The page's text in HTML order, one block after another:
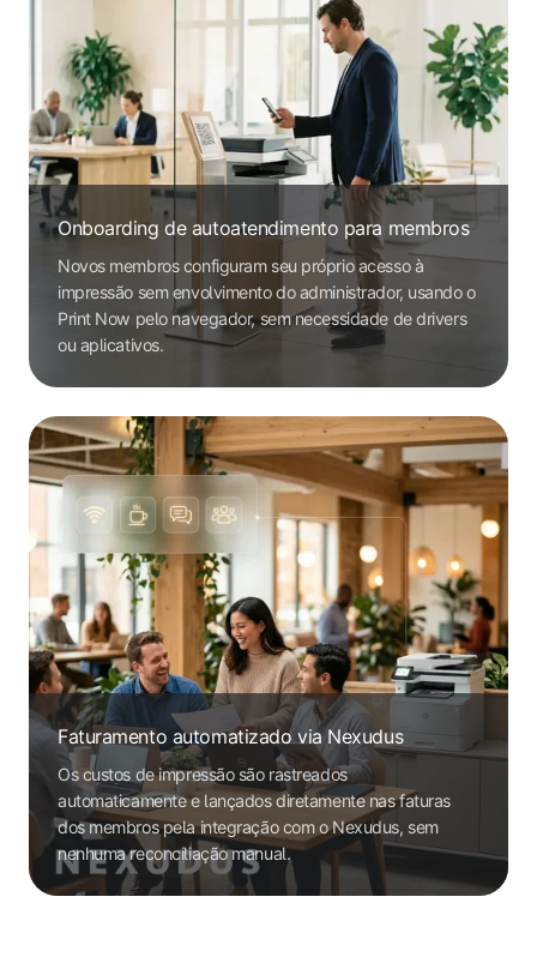
Onboarding de autoatendimento para membros
Novos membros configuram seu próprio acesso à
impressão sem envolvimento do administrador, usando o
Print Now pelo navegador, sem necessidade de drivers
ou aplicativos.
Faturamento automatizado via Nexudus
Os custos de impressão são rastreados
automaticamente e lançados diretamente nas faturas
dos membros pela integração com o Nexudus, sem
nenhuma reconciliação manual.